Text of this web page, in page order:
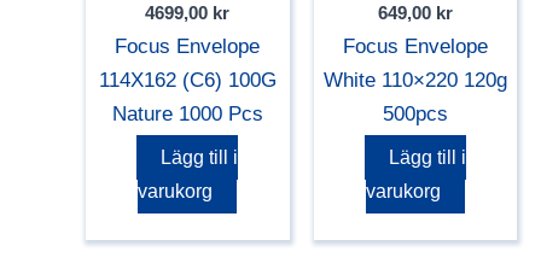
4699,00 kr
Focus Envelope
114X162 (C6) 100G
Nature 1000 Pcs
Lägg till i
varukorg
649,00 kr
Focus Envelope
White 110×220 120g
500pcs
Lägg till i
varukorg